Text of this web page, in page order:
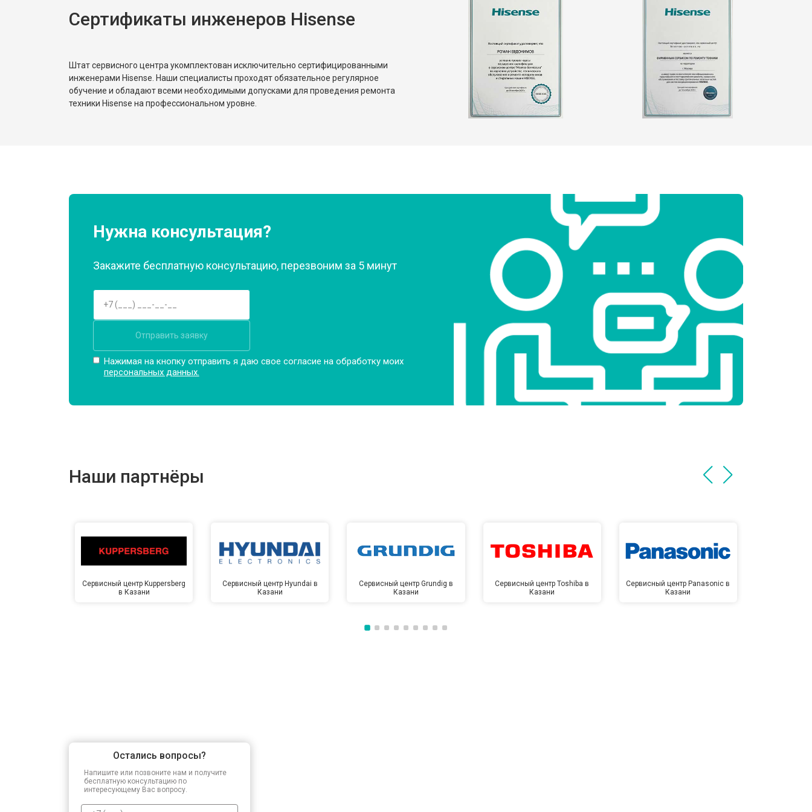
Замена реле от 2550 ₽ Заказать
от 1900 ₽ Заказать
Сертификаты инженеров Hisense
Штат сервисного центра укомплектован исключительно сертифицированными
инженерами Hisense. Наши специалисты проходят обязательное регулярное
обучение и обладают всеми необходимыми допусками для проведения ремонта
техники Hisense на профессиональном уровне.
Нужна консультация?
Закажите бесплатную консультацию, перезвоним за 5 минут
Отправить заявку
Нажимая на кнопку отправить я даю свое согласие на обработку моих
персональных данных.
Наши партнёры
Сервисный центр Kuppersberg
в Казани
Сервисный центр Hyundai в
Казани
Сервисный центр Grundig в
Казани
Сервисный центр Toshiba в
Казани
Сервисный центр Panasonic в
Казани
Остались вопросы?
Напишите или позвоните нам и получите
бесплатную консультацию по
интересующему Вас вопросу.